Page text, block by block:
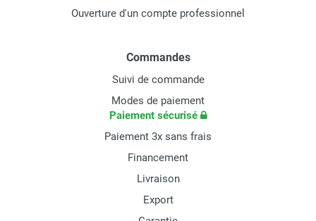
Ouverture d'un compte professionnel
Commandes
Suivi de commande
Modes de paiement
Paiement sécurisé
Paiement 3x sans frais
Financement
Livraison
Export